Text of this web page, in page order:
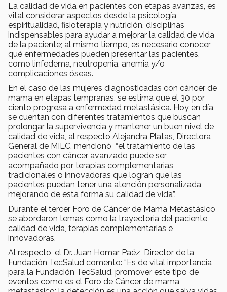
La calidad de vida en pacientes con etapas avanzas, es
vital considerar aspectos desde la psicología,
espiritualidad, fisioterapia y nutrición, disciplinas
indispensables para ayudar a mejorar la calidad de vida
de la paciente; al mismo tiempo, es necesario conocer
qué enfermedades pueden presentar las pacientes,
como linfedema, neutropenia, anemia y/o
complicaciones óseas.
En el caso de las mujeres diagnosticadas con cáncer de
mama en etapas tempranas, se estima que el 30 por
ciento progresa a enfermedad metastásica. Hoy en día,
se cuentan con diferentes tratamientos que buscan
prolongar la supervivencia y mantener un buen nivel de
calidad de vida, al respecto Alejandra Platas, Directora
General de MILC, mencionó “el tratamiento de las
pacientes con cáncer avanzado puede ser
acompañado por terapias complementarias
tradicionales o innovadoras que logran que las
pacientes puedan tener una atención personalizada,
mejorando de esta forma su calidad de vida”.
Durante el tercer Foro de Cáncer de Mama Metastásico
se abordaron temas como la trayectoria del paciente,
calidad de vida, terapias complementarias e
innovadoras.
Al respecto, el Dr. Juan Homar Paéz, Director de la
Fundación TecSalud comento: “Es de vital importancia
para la Fundación TecSalud, promover este tipo de
eventos como es el Foro de Cáncer de mama